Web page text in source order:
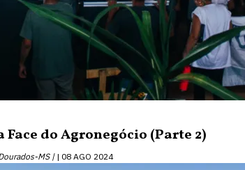
do Agronegócio (Parte 2)
MS | 08 AGO 2024